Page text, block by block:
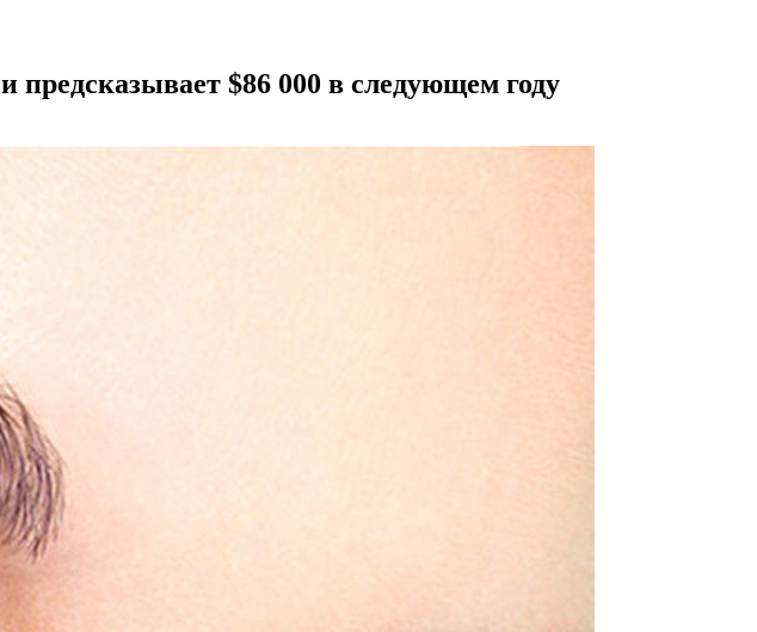
предсказывает $86 000 в следующем году